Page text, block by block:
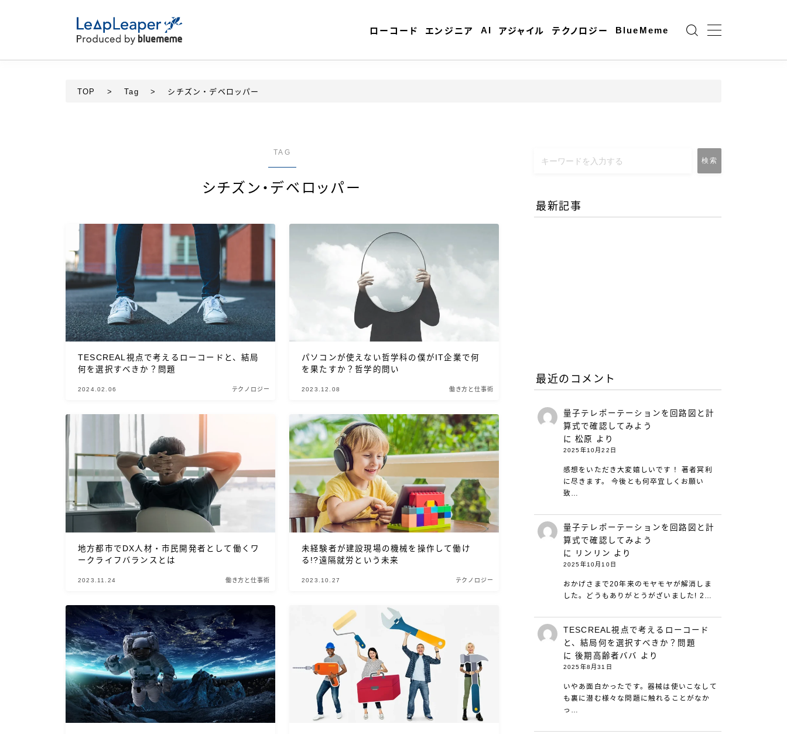
ローコード エンジニア AI アジャイル テクノロジー BlueMeme
AI
TOP > Tag > シチズン・デベロッパー
TAG
シチズン・デベロッパー
TESCREAL視点で考えるローコードと、結局
何を選択すべきか？問題
2024.02.06 テクノロジー
パソコンが使えない哲学科の僕がIT企業で何
を果たすか？哲学的問い
2023.12.08 働き方と仕事術
地方都市でDX人材・市民開発者として働くワ
ークライフバランスとは
2023.11.24 働き方と仕事術
未経験者が建設現場の機械を操作して働け
る!?遠隔就労という未来
2023.10.27 テクノロジー
検索
最新記事
最近のコメント
量子テレポーテーションを回路図と計
算式で確認してみよう
に松原 より
2025年10月22日
感想をいただき大変嬉しいです！ 著者冥利
に尽きます。 今後とも何卒宜しくお願い
致…
量子テレポーテーションを回路図と計
算式で確認してみよう
に
リンリン より
2025年10月10日
おかげさまで20年来のモヤモヤが解消しま
した。どうもありがとうがざいました! 2…
TESCREAL視点で考えるローコード
と、結局何を選択すべきか？問題
に後期高齢者ババ より
2025年8月31日
いやあ面白かったです。器械は使いこなして
も裏に潜む様々な問題に触れることがなか
っ…